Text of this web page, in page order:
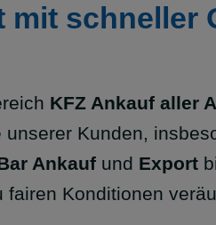
mit schneller
KFZ Ankauf aller
Kunden,
Ankauf und Export
Konditionen